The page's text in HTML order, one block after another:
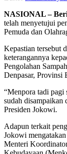
NASIONAL –
telah menyetujui
Pemuda dan
Kepastian tersebut
keterangannya
Pengolahan
Denpasar, Provinsi
“Menpora tadi pagi
sudah disampaikan
Presiden Jokowi.
Adapun terkait
Jokowi
Menteri